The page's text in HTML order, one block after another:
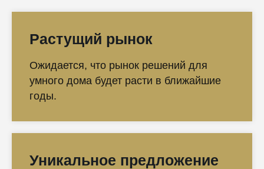
Растущий рынок
Ожидается, что рынок решений для
умного дома будет расти в ближайшие
годы.
Уникальное предложение